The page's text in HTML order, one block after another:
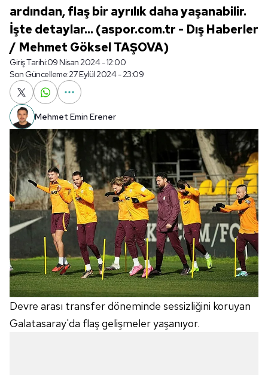
ardından, flaş bir ayrılık daha yaşanabilir.
İşte detaylar... (aspor.com.tr - Dış Haberler
/ Mehmet Göksel TAŞOVA)
Giriş Tarihi:09 Nisan 2024 - 12:00
Son Güncelleme:27 Eylül 2024 - 23:09
Mehmet Emin Erener
Devre arası transfer döneminde sessizliğini koruyan
Galatasaray'da flaş gelişmeler yaşanıyor.